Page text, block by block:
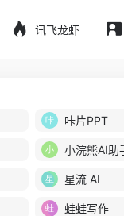
讯飞龙虾
咔片PPT
小浣熊AI助
星流 AI
蛙蛙写作